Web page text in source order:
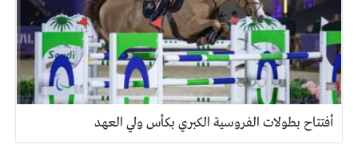
أفتتاح بطولات الفروسية الكبري بكأس ولي العهد